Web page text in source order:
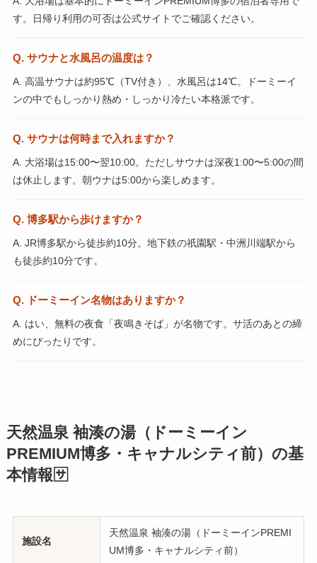
す。日帰り利用の可否は公式サイトでご確認ください。
Q. サウナと水風呂の温度は？
A. 高温サウナは約95℃（TV付き）、水風呂は14℃。ドーミーイ
ンの中でもしっかり熱め・しっかり冷たい本格派です。
Q. サウナは何時まで入れますか？
A. 大浴場は15:00〜翌10:00。ただしサウナは深夜1:00〜5:00の間
は休止します。朝ウナは5:00から楽しめます。
Q. 博多駅から歩けますか？
A. JR博多駅から徒歩約10分。地下鉄の祇園駅・中洲川端駅から
も徒歩約10分です。
Q. ドーミーイン名物はありますか？
A. はい、無料の夜食「夜鳴きそば」が名物です。サ活のあとの締
めにぴったりです。
天然温泉 袖湊の湯（ドーミーイン
PREMIUM博多・キャナルシティ前）の基
本情報🈂️
施設名
天然温泉 袖湊の湯（ドーミーインPREMI
UM博多・キャナルシティ前）